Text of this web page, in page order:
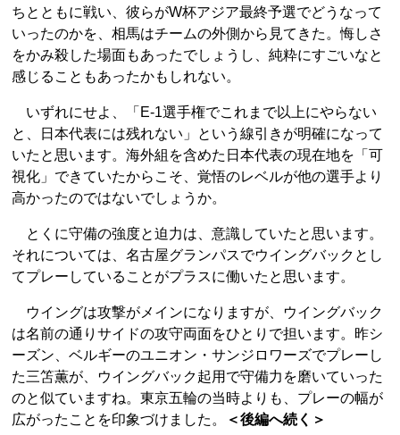
ちとともに戦い、彼らがW杯アジア最終予選でどうなって
いったのかを、相馬はチームの外側から見てきた。悔しさ
をかみ殺した場面もあったでしょうし、純粋にすごいなと
感じることもあったかもしれない。
いずれにせよ、「E-1選手権でこれまで以上にやらない
と、日本代表には残れない」という線引きが明確になって
いたと思います。海外組を含めた日本代表の現在地を「可
視化」できていたからこそ、覚悟のレベルが他の選手より
高かったのではないでしょうか。
とくに守備の強度と迫力は、意識していたと思います。
それについては、名古屋グランパスでウイングバックとし
てプレーしていることがプラスに働いたと思います。
ウイングは攻撃がメインになりますが、ウイングバック
は名前の通りサイドの攻守両面をひとりで担います。昨シ
ーズン、ベルギーのユニオン・サンジロワーズでプレーし
た三笘薫が、ウイングバック起用で守備力を磨いていった
のと似ていますね。東京五輪の当時よりも、プレーの幅が
広がったことを印象づけました。
＜後編へ続く＞